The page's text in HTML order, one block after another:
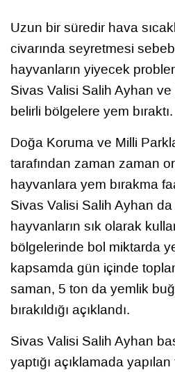
Uzun bir süredir hava
civarında seyretmesi
hayvanların yiyecek
Sivas Valisi Salih Ayhan
belirli bölgelere yem bıraktı.
Doğa Koruma ve Milli
tarafından zaman zaman
hayvanlara yem bırakma
Sivas Valisi Salih Ayhan
hayvanların sık olarak
bölgelerinde bol miktarda
kapsamda gün içinde
saman, 5 ton da yemlik
bırakıldığı açıklandı.
Sivas Valisi Salih Ayhan
yaptığı açıklamada